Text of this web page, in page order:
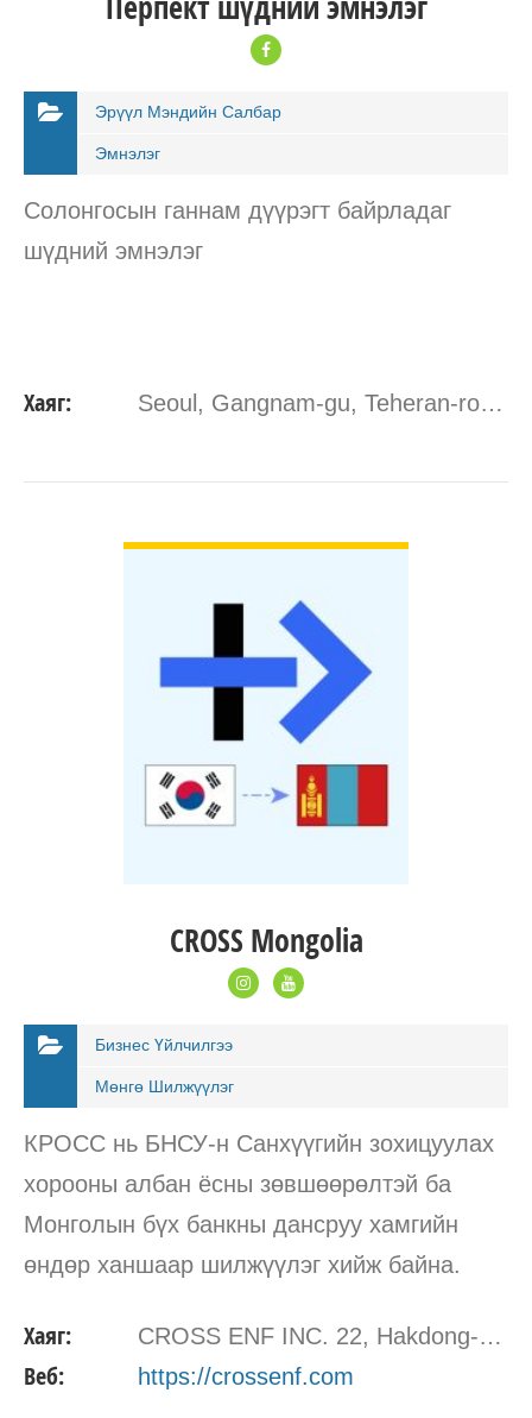
Эрүүл Мэндийн Салбар
Эмнэлэг
Солонгосын ганнам дүүрэгт байрладаг
шүдний эмнэлэг
Хаяг: Seoul, Gangnam-gu, Teheran-ro Seoul, South Korea
CROSS Mongolia
Бизнес Үйлчилгээ
Мөнгө Шилжүүлэг
КРОСС нь БНСУ-н Санхүүгийн зохицуулах
хорооны албан ёсны зөвшөөрөлтэй ба
Монголын бүх банкны дансруу хамгийн
өндөр ханшаар шилжүүлэг хийж байна.
Хаяг: CROSS ENF INC. 22, Hakdong-ro 7 gil, Gangnam-gu Seoul, South Korea 06044
Веб: https://crossenf.com